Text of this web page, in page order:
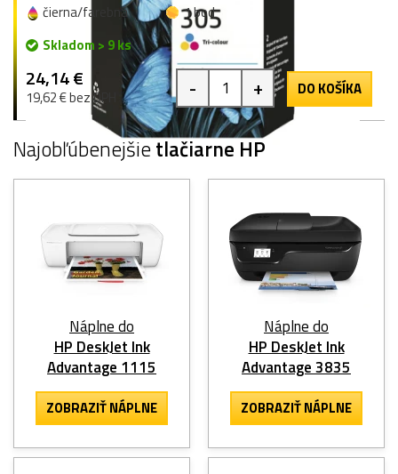
čierna/farebná
1 bod
Skladom > 9 ks
24,14 €
19,62 € bez DPH - + DO KOŠÍKA
Najobľúbenejšietlačiarne HP
Náplne do
HP DeskJet Ink
Advantage 1115
ZOBRAZIŤ NÁPLNE
Náplne do
HP DeskJet Ink
Advantage 3835
ZOBRAZIŤ NÁPLNE